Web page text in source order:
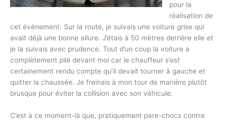
pour la
réalisation de
cet événement. Sur la route, je suivais une voiture grise qui
avait déjà une bonne allure. J’étais à 50 mètres derrière elle et
je la suivais avec prudence. Tout d’un coup la voiture a
complètement pilé devant moi car le chauffeur s’est
certainement rendu compte qu’il devait tourner à gauche et
quitter la chaussée. Je freinais à mon tour de manière plutôt
brusque pour éviter la collision avec son véhicule.
C’est à ce moment-là que, pratiquement pare-chocs contre